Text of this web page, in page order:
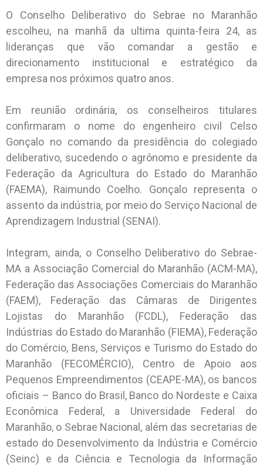
O Conselho Deliberativo do Sebrae no Maranhão
escolheu, na manhã da ultima quinta-feira 24, as
lideranças que vão comandar a gestão e
direcionamento institucional e estratégico da
empresa nos próximos quatro anos.
Em reunião ordinária, os conselheiros titulares
confirmaram o nome do engenheiro civil Celso
Gonçalo no comando da presidência do colegiado
deliberativo, sucedendo o agrônomo e presidente da
Federação da Agricultura do Estado do Maranhão
(FAEMA), Raimundo Coelho. Gonçalo representa o
assento da indústria, por meio do Serviço Nacional de
Aprendizagem Industrial (SENAI).
Integram, ainda, o Conselho Deliberativo do Sebrae-
MA a Associação Comercial do Maranhão (ACM-MA),
Federação das Associações Comerciais do Maranhão
(FAEM), Federação das Câmaras de Dirigentes
Lojistas do Maranhão (FCDL), Federação das
Indústrias do Estado do Maranhão (FIEMA), Federação
do Comércio, Bens, Serviços e Turismo do Estado do
Maranhão (FECOMÉRCIO), Centro de Apoio aos
Pequenos Empreendimentos (CEAPE-MA), os bancos
oficiais – Banco do Brasil, Banco do Nordeste e Caixa
Econômica Federal, a Universidade Federal do
Maranhão, o Sebrae Nacional, além das secretarias de
estado do Desenvolvimento da Indústria e Comércio
(Seinc) e da Ciência e Tecnologia da Informação